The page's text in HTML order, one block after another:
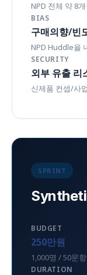
NPD 전체 약 8
BIAS
구매의향/빈
NPD Huddle을
SECURITY
외부 유출 리
신제품 컨셉/사
SPRINT
BUDGET
250만원
1,000명 / 50문
DURATION